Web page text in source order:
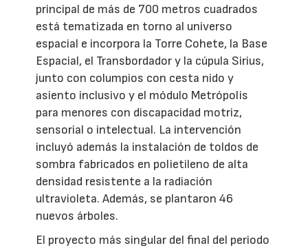
principal de más de 700 metros cuadrados
está tematizada en torno al universo
espacial e incorpora la Torre Cohete, la Base
Espacial, el Transbordador y la cúpula Sirius,
junto con columpios con cesta nido y
asiento inclusivo y el módulo Metrópolis
para menores con discapacidad motriz,
sensorial o intelectual. La intervención
incluyó además la instalación de toldos de
sombra fabricados en polietileno de alta
densidad resistente a la radiación
ultravioleta. Además, se plantaron 46
nuevos árboles.
El proyecto más singular del final del periodo